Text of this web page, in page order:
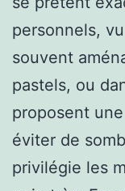
personnels,
souvent
pastels, ou
proposent
éviter de
privilégie les